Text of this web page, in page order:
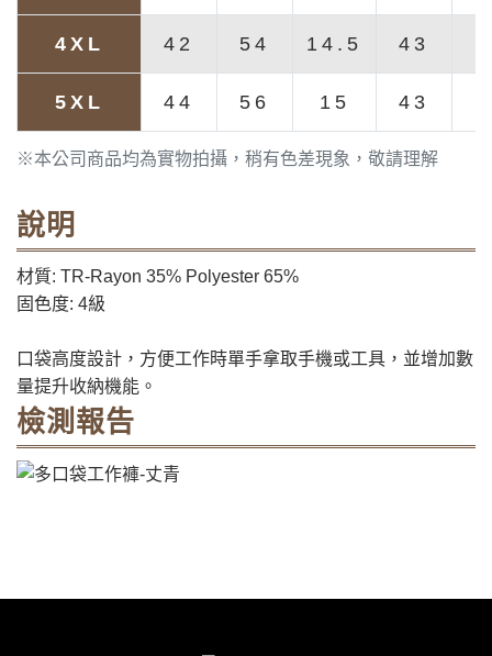
※本公司商品均為實物拍攝，稍有色差現象，敬請理解
4XL 42 54 14.5 43
5XL 44 56 15 43
說明
材質: TR-Rayon 35% Polyester 65%
固色度: 4級
口袋高度設計，方便工作時單手拿取手機或工具，並增加數
量提升收納機能。
檢測報告